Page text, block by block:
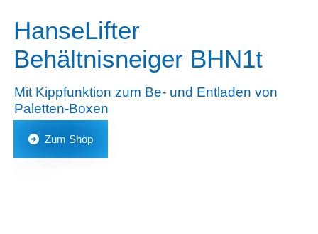
HanseLifter
Behältnisneiger BHN1t
Mit Kippfunktion zum Be- und Entladen von
Paletten-Boxen
Zum Shop